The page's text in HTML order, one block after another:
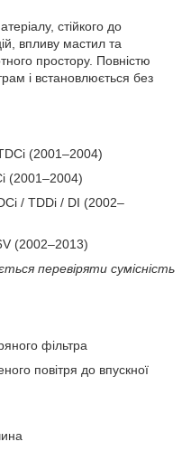
стійкого до
впливу мастил та
простору. Повністю
і встановлюється без
(2001–2004)
(2001–2004)
/ TDDi / DI (2002–
(2002–2013)
перевіряти сумісність
фільтра
повітря до впускної